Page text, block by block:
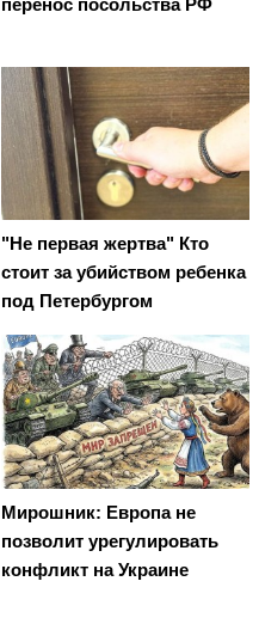
перенос посольства РФ
"Не первая жертва" Кто
стоит за убийством ребенка
под Петербургом
Мирошник: Европа не
позволит урегулировать
конфликт на Украине